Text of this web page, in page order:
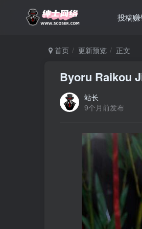
投稿
首页 更新预览 正文
Byoru Raikou
站长
9个月前发布